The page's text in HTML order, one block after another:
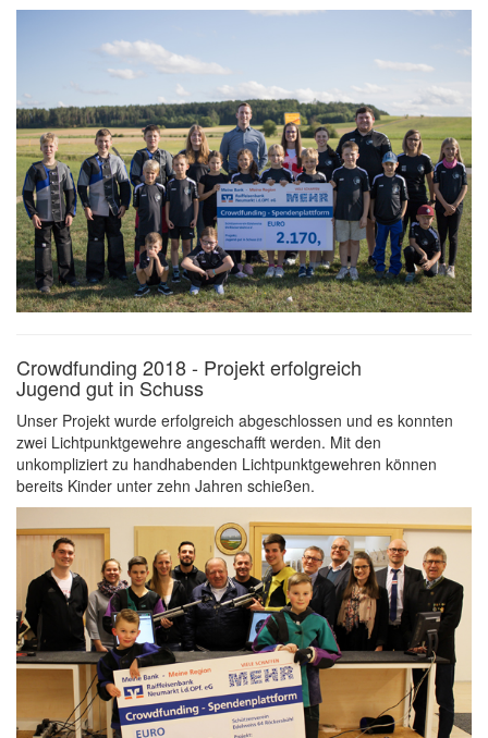
Crowdfunding 2018 - Projekt erfolgreich
Jugend gut in Schuss
Unser Projekt wurde erfolgreich abgeschlossen und es konnten
zwei Lichtpunktgewehre angeschafft werden. Mit den
unkompliziert zu handhabenden Lichtpunktgewehren können
bereits Kinder unter zehn Jahren schießen.